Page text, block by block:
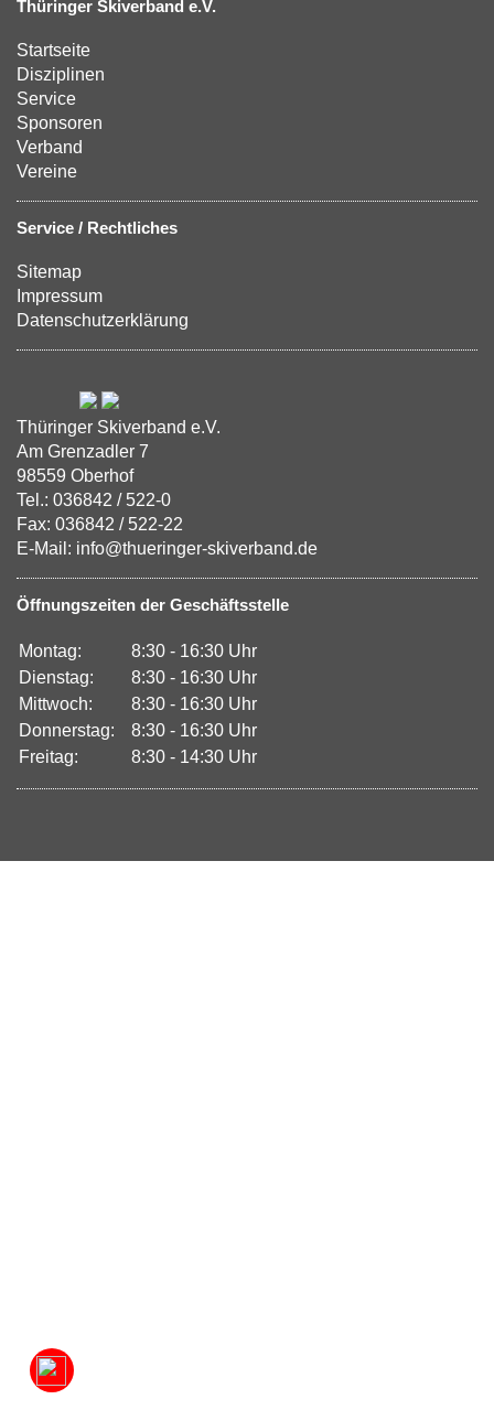
Thüringer Skiverband e.V.
Startseite
Disziplinen
Service
Sponsoren
Verband
Vereine
Service / Rechtliches
Sitemap
Impressum
Datenschutzerklärung
Thüringer Skiverband e.V.
Am Grenzadler 7
98559 Oberhof
Tel.: 036842 / 522-0
Fax: 036842 / 522-22
E-Mail: info@thueringer-skiverband.de
Öffnungszeiten der Geschäftsstelle
Montag:
8:30 - 16:30 Uhr
Dienstag:
8:30 - 16:30 Uhr
Mittwoch:
8:30 - 16:30 Uhr
Donnerstag:
8:30 - 16:30 Uhr
Freitag:
8:30 - 14:30 Uhr